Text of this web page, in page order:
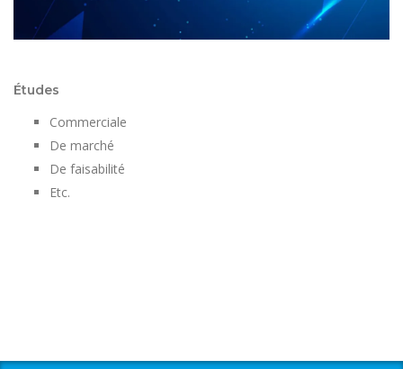
Études
Commerciale
De marché
De faisabilité
Etc.